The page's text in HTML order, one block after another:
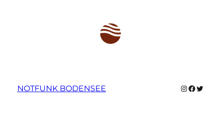
NOTFUNK BODENSEE Instagram
Twitter